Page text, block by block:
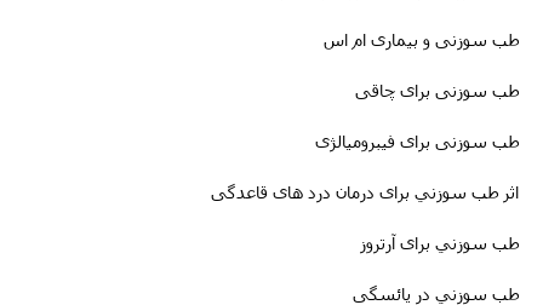
طب سوزنی و بیماری ام اس
طب سوزنى برای چاقی
طب سوزنی برای فیبرومیالژی
اثر طب سوزني برای درمان درد های قاعدگی
طب سوزني برای آرتروز
طب سوزني در یائسگی